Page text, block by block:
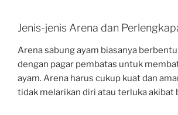
Jenis-jenis Arena dan
Arena sabung ayam biasanya
dengan pagar pembatas untuk
ayam. Arena harus cukup kuat dan
tidak melarikan diri atau terluka akibat